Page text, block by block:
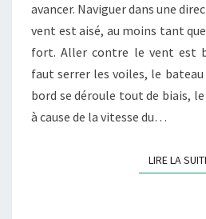
avancer. Naviguer dans une
vent est aisé, au moins tant
fort. Aller contre le vent est
faut serrer les voiles, le
bord se déroule tout de biais,
à cause de la vitesse du…
LIRE LA